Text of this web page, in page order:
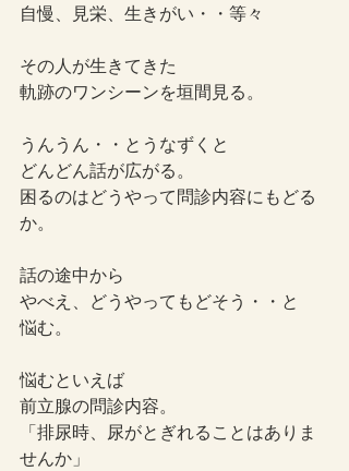
自慢、見栄、生きがい・・等々
その人が生きてきた
軌跡のワンシーンを垣間見る。
うんうん・・とうなずくと
どんどん話が広がる。
困るのはどうやって問診内容にもどる
か。
話の途中から
やべえ、どうやってもどそう・・と
悩む。
悩むといえば
前立腺の問診内容。
「排尿時、尿がとぎれることはありま
せんか」